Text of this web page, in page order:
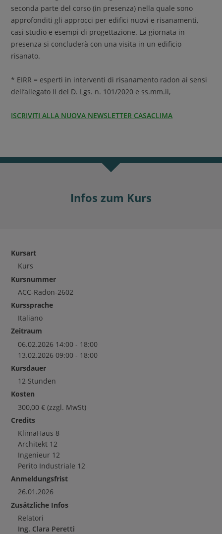
seconda parte del corso (in presenza) nella quale sono
approfonditi gli approcci per edifici nuovi e risanamenti,
casi studio e esempi di progettazione. La giornata in
presenza si concluderà con una visita in un edificio
risanato.
* EIRR = esperti in interventi di risanamento radon ai sensi
dell’allegato II del D. Lgs. n. 101/2020 e ss.mm.ii,
ISCRIVITI ALLA NUOVA NEWSLETTER CASACLIMA
Infos zum Kurs
Kursart
Kurs
Kursnummer
ACC-Radon-2602
Kurssprache
Italiano
Zeitraum
06.02.2026 14:00 - 18:00
13.02.2026 09:00 - 18:00
Kursdauer
12 Stunden
Kosten
300,00 € (zzgl. MwSt)
Credits
KlimaHaus 8
Architekt 12
Ingenieur 12
Perito Industriale 12
Anmeldungsfrist
26.01.2026
Zusätzliche Infos
Relatori
Ing. Clara Peretti